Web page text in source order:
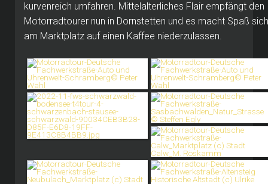
kurvenreich umfahren. Mittelalterliches Flair empfängt den
Motorradtourer nun in Dornstetten und es macht Spaß sich
am Marktplatz auf einen Kaffee niederzulassen.